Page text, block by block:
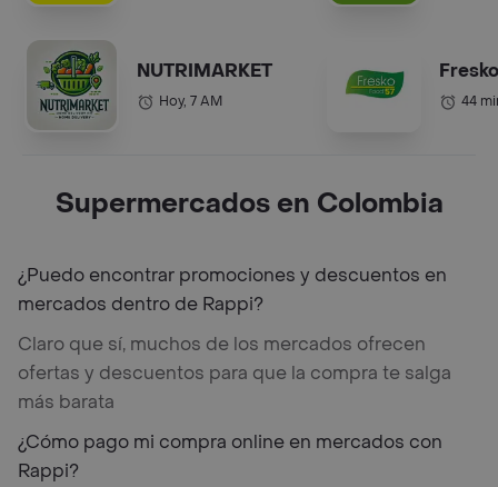
NUTRIMARKET
Hoy, 7 AM 44
Supermercados en Colombia
¿Puedo encontrar promociones y descuentos en
mercados dentro de Rappi?
Claro que sí, muchos de los mercados ofrecen
ofertas y descuentos para que la compra te salga
más barata
¿Cómo pago mi compra online en mercados con
Rappi?